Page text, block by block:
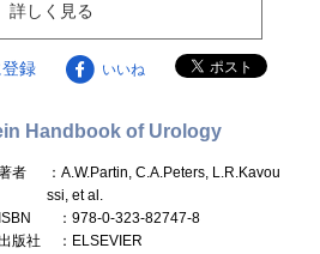
詳しく見る
録 いいね
Handbook of Urology
者
：A.W.Partin, C.A.Peters, L.R.Kavou
ssi, et al.
ISBN
：978-0-323-82747-8
版社
：ELSEVIER